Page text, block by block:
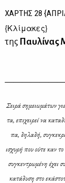
ΧΑΡΤΗΣ 28
{Κλίμακες}
της Παυλίνας
————
Σει­ρά ση­μειω­μά­των
τα, επι­χει­ρεί να
πα, δη­λα­δή,
ισχυ­ρή που ού­τε καν
συ­γκε­ντρω­μέ­νη έχει
κα­τά­δυ­ση στο